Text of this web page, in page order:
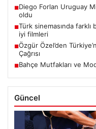
■Diego Forlan Uruguay
oldu
■Türk sinemasında farklı
iyi filmleri
■Özgür Özel’den
Çağrısı
■Bahçe Mutfakları ve
Güncel